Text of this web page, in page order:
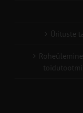
Ürituste